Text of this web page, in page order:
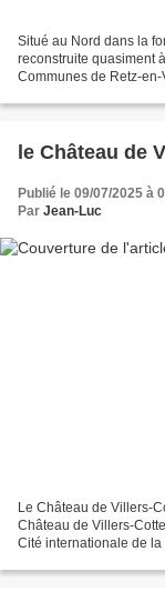
Situé au Nord dans la
reconstruite quasiment
Communes de Retz-en-
le Château de
Publié le 09/07/2025 à
Par Jean-Luc
Le Château de Villers-
Château de Villers-
Cité internationale de